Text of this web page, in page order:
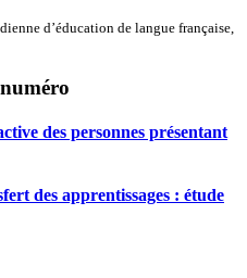
d’éducation de langue française,
des personnes présentant
des apprentissages : étude